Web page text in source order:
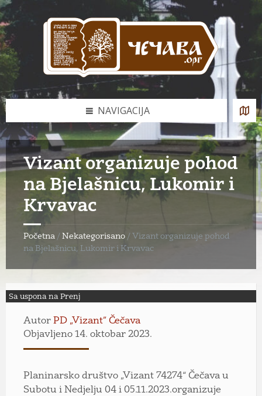
Skip
to
content
Skip
to
left
sidebar
Skip
to
footer
NAVIGACIJA
Vizant organizuje pohod
na Bjelašnicu, Lukomir i
Krvavac
Početna / Nekategorisano / Vizant organizuje pohod
na Bjelašnicu, Lukomir i Krvavac
Sa uspona na Prenj
Autor PD „Vizant” Čečava
Objavljeno 14. oktobar 2023.
Planinarsko društvo „Vizant 74274“ Čečava u
Subotu i Nedjelju 04 i 05.11.2023.organizuje